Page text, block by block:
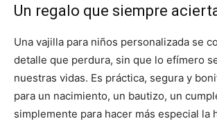
Un regalo que siempre
Una vajilla para niños personalizada se
detalle que perdura, sin que lo efímero
nuestras vidas. Es práctica, segura y
para un nacimiento, un bautizo, un
simplemente para hacer más especial la